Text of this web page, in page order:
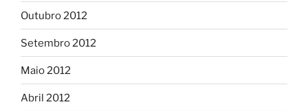
Outubro 2012
Setembro 2012
Maio 2012
Abril 2012